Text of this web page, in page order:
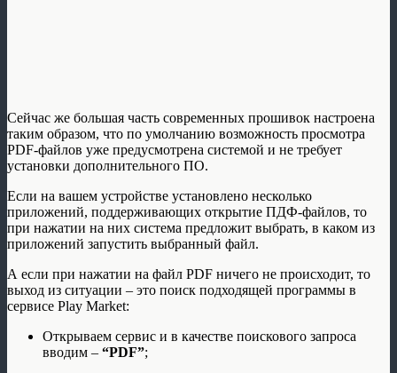
Сейчас же большая часть современных прошивок настроена
таким образом, что по умолчанию возможность просмотра
PDF-файлов уже предусмотрена системой и не требует
установки дополнительного ПО.
Если на вашем устройстве установлено несколько
приложений, поддерживающих открытие ПДФ-файлов, то
при нажатии на них система предложит выбрать, в каком из
приложений запустить выбранный файл.
А если при нажатии на файл PDF ничего не происходит, то
выход из ситуации – это поиск подходящей программы в
сервисе Play Market:
Открываем сервис и в качестве поискового запроса
вводим – “PDF”;